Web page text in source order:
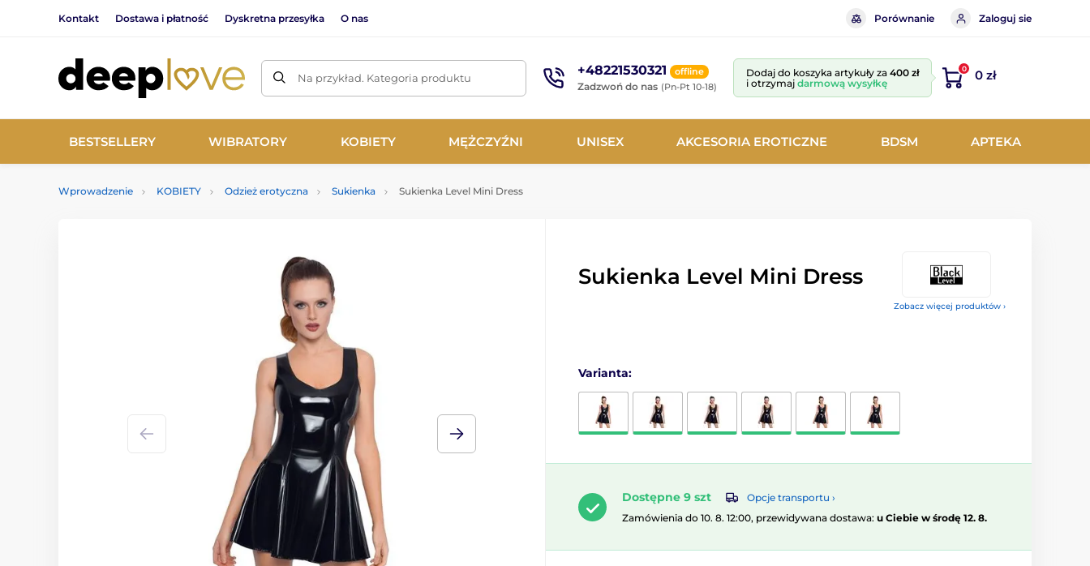
Kontakt Dostawa i płatność Dyskretna przesyłka O nas Porównanie Zaloguj sie
Na przykład. Kategoria produktu +48221530321 offline
Zadzwoń do nas (Pn-Pt 10-18)
Dodaj do koszyka artykuły za 400 zł
i otrzymaj darmową wysyłkę
0 0 zł
BESTSELLERY WIBRATORY KOBIETY MĘŻCZYŹNI UNISEX AKCESORIA EROTICZNE BDSM APTEKA
Wprowadzenie KOBIETY Odzież erotyczna Sukienka Sukienka Level Mini Dress
Zobacz więcej produktów ›
Sukienka Level Mini Dress
Varianta:
Dostępne 9 szt
Opcje transportu ›
Zamówienia do 10. 8. 12:00, przewidywana dostawa: u Ciebie w środę 12. 8.